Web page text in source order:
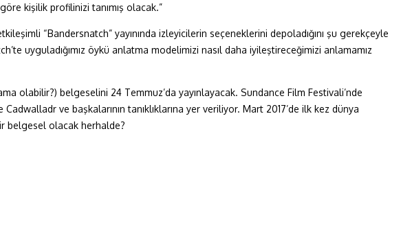
kişilik profilinizi tanımış olacak.”
“Bandersnatch” yayınında izleyicilerin seçeneklerini depoladığını şu gerekçeyle
uyguladığımız öykü anlatma modelimizi nasıl daha iyileştireceğimizi anlamamız
olabilir?) belgeselini 24 Temmuz’da yayınlayacak. Sundance Film Festivali’nde
ve başkalarının tanıklıklarına yer veriliyor. Mart 2017’de ilk kez dünya
belgesel olacak herhalde?